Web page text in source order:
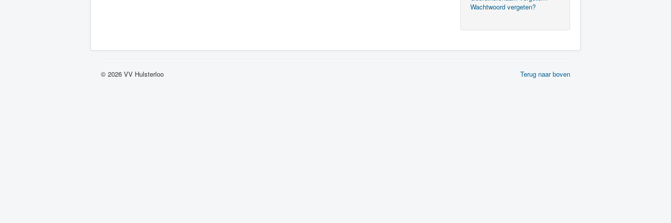
Wachtwoord vergeten?
Terug naar boven
© 2026 VV Hulsterloo